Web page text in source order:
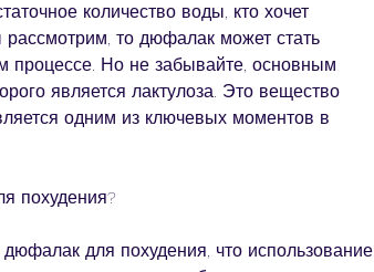
количество воды, кто хочет
рассмотрим, то дюфалак может стать
процессе. Но не забывайте, основным
является лактулоза. Это вещество
одним из ключевых моментов в
похудения?
для похудения, что использование